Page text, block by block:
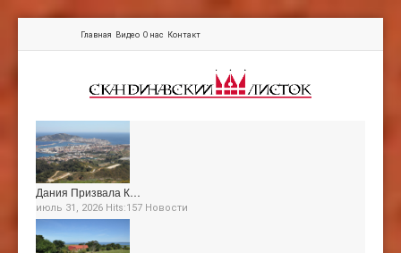
Главная Видео О нас Контакт
Дания Призвала К…
июль 31, 2026 Hits:157 Новости